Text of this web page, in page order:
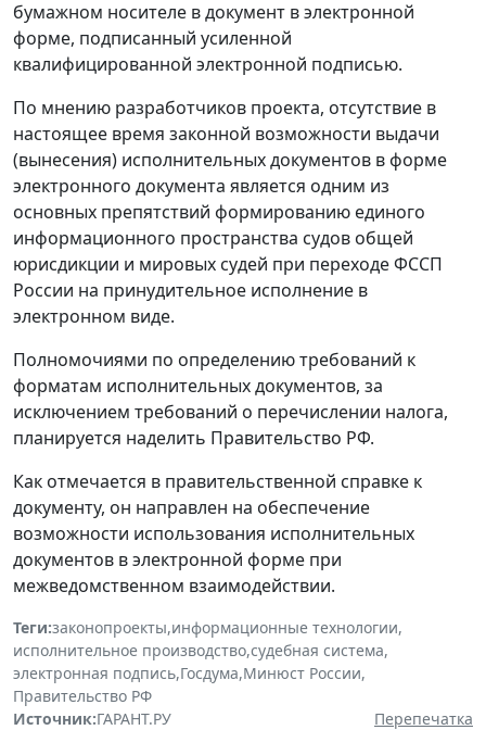
бумажном носителе в документ в электронной
форме, подписанный усиленной
квалифицированной электронной подписью.
По мнению разработчиков проекта, отсутствие в
настоящее время законной возможности выдачи
(вынесения) исполнительных документов в форме
электронного документа является одним из
основных препятствий формированию единого
информационного пространства судов общей
юрисдикции и мировых судей при переходе ФССП
России на принудительное исполнение в
электронном виде.
Полномочиями по определению требований к
форматам исполнительных документов, за
исключением требований о перечислении налога,
планируется наделить Правительство РФ.
Как отмечается в правительственной справке к
документу, он направлен на обеспечение
возможности использования исполнительных
документов в электронной форме при
межведомственном взаимодействии.
Теги:законопроекты,информационные технологии,
исполнительное производство,судебная система,
электронная подпись,Госдума,Минюст России,
Правительство РФ
Источник:ГАРАНТ.РУ
Перепечатка